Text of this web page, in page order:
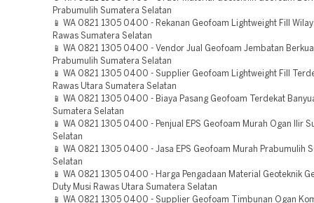
Prabumulih Sumatera Selatan
📱 WA 0821 1305 0400 - Rekanan Geofoam Lightweight Fill
Rawas Sumatera Selatan
📱 WA 0821 1305 0400 - Vendor Jual Geofoam Jembatan
Prabumulih Sumatera Selatan
📱 WA 0821 1305 0400 - Supplier Geofoam Lightweight Fill
Rawas Utara Sumatera Selatan
📱 WA 0821 1305 0400 - Biaya Pasang Geofoam Terdekat
Sumatera Selatan
📱 WA 0821 1305 0400 - Penjual EPS Geofoam Murah Ogan Ilir
Selatan
📱 WA 0821 1305 0400 - Jasa EPS Geofoam Murah Prabumulih
Selatan
📱 WA 0821 1305 0400 - Harga Pengadaan Material Geoteknik
Duty Musi Rawas Utara Sumatera Selatan
📱 WA 0821 1305 0400 - Supplier Geofoam Timbunan Ogan